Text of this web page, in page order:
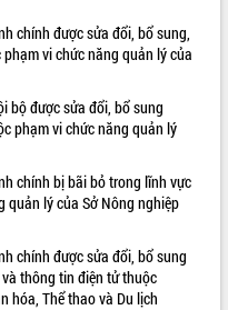
chính được sửa đổi, bổ sung,
vi chức năng quản lý của
bộ được sửa đổi, bổ sung
phạm vi chức năng quản lý
chính bị bãi bỏ trong lĩnh vực
quản lý của Sở Nông nghiệp
chính được sửa đổi, bổ sung
thông tin điện tử thuộc
hóa, Thể thao và Du lịch